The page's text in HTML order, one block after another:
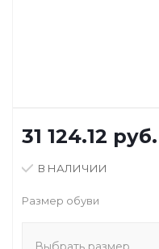
31 124.12 руб.
В НАЛИЧИИ
Размер обуви